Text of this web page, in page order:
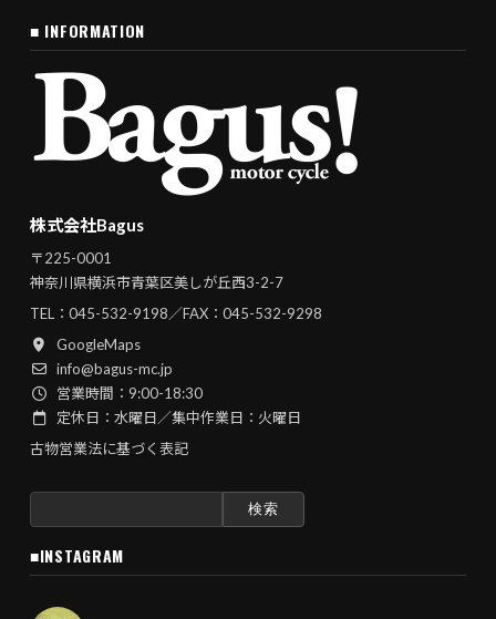
■ INFORMATION
株式会社Bagus
〒225-0001
神奈川県横浜市青葉区美しが丘西3-2-7
TEL： 045-532-9198／FAX：045-532-9298
GoogleMaps
info@bagus-mc.jp
営業時間：9:00-18:30
定休日：水曜日／集中作業日：火曜日
古物営業法に基づく表記
検
■INSTAGRAM